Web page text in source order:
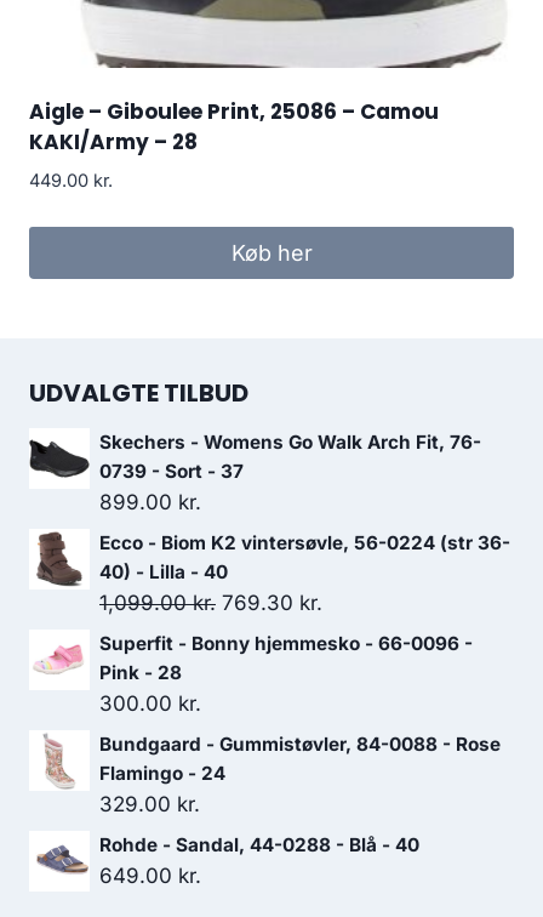
Aigle – Giboulee Print, 25086 – Camou
KAKI/Army – 28
449.00 kr.
Køb her
UDVALGTE TILBUD
Skechers - Womens Go Walk Arch Fit, 76-
0739 - Sort - 37
899.00 kr.
Ecco - Biom K2 vintersøvle, 56-0224 (str 36-
40) - Lilla - 40
1,099.00kr. Den
oprindelige
1,099.00 kr..
769.30 kr.
aktuelle
769.30 kr..
Superfit - Bonny hjemmesko - 66-0096 -
Pink - 28
300.00 kr.
Bundgaard - Gummistøvler, 84-0088 - Rose
Flamingo - 24
329.00 kr.
Rohde - Sandal, 44-0288 - Blå - 40
649.00 kr.